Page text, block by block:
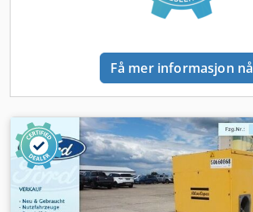
Få mer informasjon nå